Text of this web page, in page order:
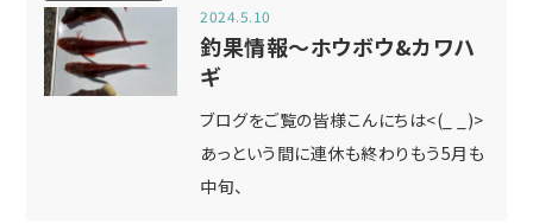
2024.5.10
釣果情報～ホウボウ&カワハ
ギ
ブログをご覧の皆様こんにちは<(_ _)>
あっという間に連休も終わりもう5月も
中旬、